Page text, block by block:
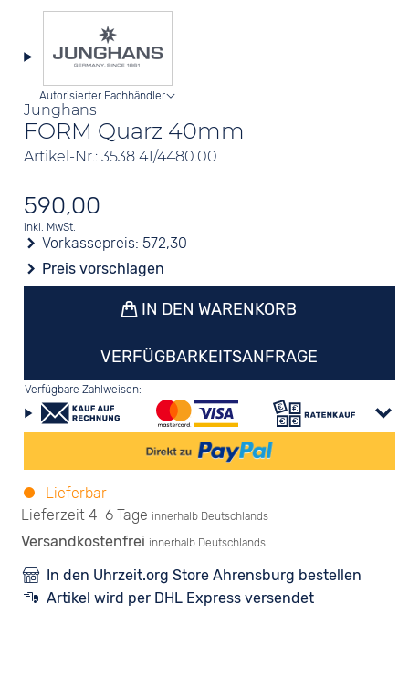
Junghans
FORM Quarz 40mm
Artikel-Nr.: 3538 41/4480.00
Autorisierter Fachhändler
590,00
inkl. MwSt.
Vorkassepreis: 572,30
Preis vorschlagen
IN DEN WARENKORB
VERFÜGBARKEITSANFRAGE
Verfügbare Zahlweisen:
Lieferbar
Lieferzeit 4-6 Tage innerhalb Deutschlands
Versandkostenfrei innerhalb Deutschlands
In den Uhrzeit.org Store Ahrensburg bestellen
Artikel wird per DHL Express versendet